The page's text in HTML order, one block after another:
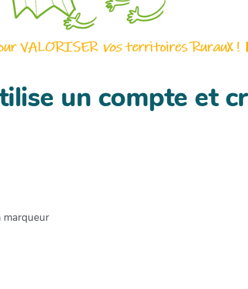
un compte et
marqueur